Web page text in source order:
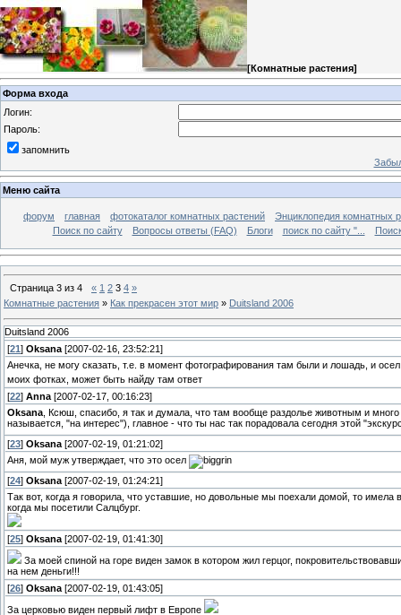
[Комнатные растения]
Форма входа
Логин:
Пароль:
запомнить
Меню сайта
форум главная фотокаталог комнатных растений
Энциклопедия комнатных
Поиск по сайту
Вопросы ответы (FAQ) Блоги поиск по сайту "...
Страница 3 из 4 « 1 2 3 4 »
Комнатные растения » Как прекрасен этот мир » Duitsland 2006
Duitsland 2006
[21] Oksana [2007-02-16, 23:52:21]
Анечка, не могу сказать, т.е. в момент фотографирования там были и лошадь, и
моих фотках, может быть найду там ответ
[22] Anna [2007-02-17, 00:16:23]
Oksana , Ксюш, спасибо, я так и думала, что там вообще раздолье животным и
называется, "на интерес"), главное - что ты нас так порадовала сегодня этой
[23] Oksana [2007-02-19, 01:21:02]
Аня, мой муж утверждает, что это осел
[24] Oksana [2007-02-19, 01:24:21]
Так вот, когда я говорила, что уставшие, но довольные мы поехали домой, то
когда мы посетили Салцбург.
[25] Oksana [2007-02-19, 01:41:30]
За моей спиной на горе виден замок в котором жил герцог,
на нем деньги!!!
[26] Oksana [2007-02-19, 01:43:05]
За церковью виден первый лифт в Европе